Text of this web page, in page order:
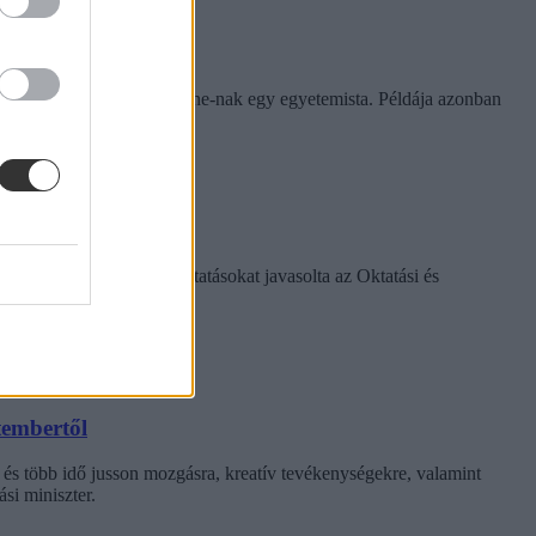
a szabály
az Eduline-nak egy egyetemista. Példája azonban
között ezeket a változtatásokat javasolta az Oktatási és
több idő jusson mozgásra, kreatív tevékenységekre, valamint
miniszter.